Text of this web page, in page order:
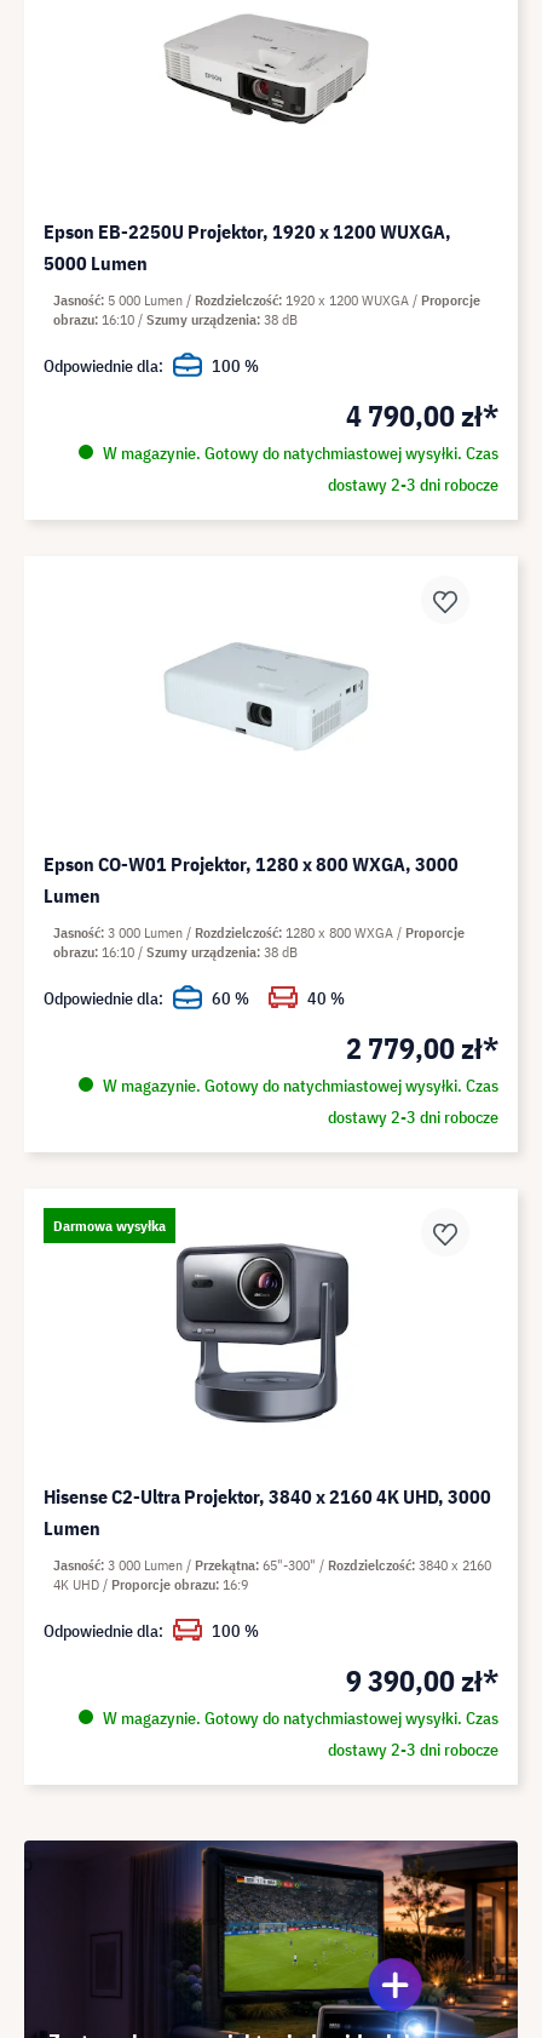
Epson EB-2250U Projektor, 1920 x 1200 WUXGA,
5000 Lumen
4 790,00 zł*
W magazynie. Gotowy do natychmiastowej wysyłki. Czas
dostawy 2-3 dni robocze
Jasność 5 000 Lumen Rozdzielczość 1920 x 1200 WUXGA
Proporcje
obrazu 16:10 Szumy urządzenia 38 dB
Odpowiednie dla: 100 %
Epson CO-W01 Projektor, 1280 x 800 WXGA, 3000
Lumen
2 779,00 zł*
W magazynie. Gotowy do natychmiastowej wysyłki. Czas
dostawy 2-3 dni robocze
Jasność 3 000 Lumen Rozdzielczość 1280 x 800 WXGA
Proporcje
obrazu 16:10 Szumy urządzenia 38 dB
Odpowiednie dla: 60 % 40 %
Darmowa wysyłka
Hisense C2-Ultra Projektor, 3840 x 2160 4K UHD, 3000
Lumen
9 390,00 zł*
W magazynie. Gotowy do natychmiastowej wysyłki. Czas
dostawy 2-3 dni robocze
Jasność 3 000 Lumen Przekątna 65"-300" Rozdzielczość 3840 x 2160
4K UHD
Proporcje obrazu 16:9
Odpowiednie dla: 100 %